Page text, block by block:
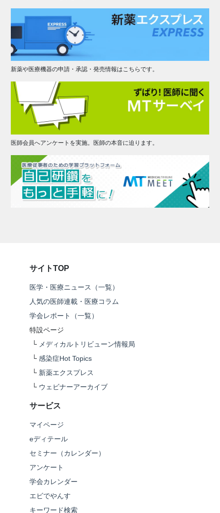
新薬や医療機器の申請・承認・発売情報はこちらです。
医師会員へアンケートを実施。医師の本音に迫ります。
サイトTOP
医学・医療ニュース（一覧）
人気の医師連載・医療コラム
学会レポート（一覧）
特設ページ
└ メディカルトリビューン情報局
└ 感染症Hot Topics
└ 新薬エクスプレス
└ ウェビナーアーカイブ
サービス
マイページ
eディテール
セミナー（カレンダー）
アンケート
学会カレンダー
エビでやんす
キーワード検索